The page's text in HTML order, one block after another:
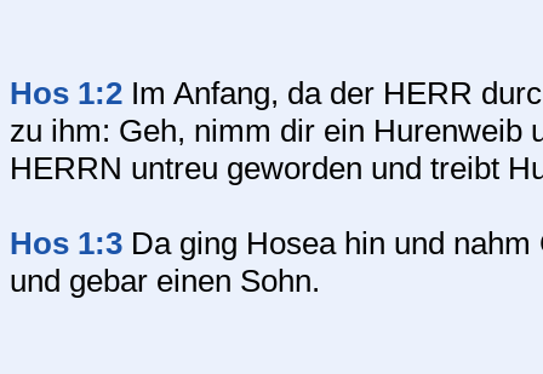
Hos 1:2 Im Anfang, da der HERR
zu ihm: Geh, nimm dir ein Hurenweib
HERRN untreu geworden und treibt
Hos 1:3 Da ging Hosea hin und
und gebar einen Sohn.